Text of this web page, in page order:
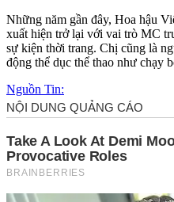
Những năm gần đây, Hoa hậu
xuất hiện trở lại với vai trò MC
sự kiện thời trang. Chị cũng là
động thể dục thể thao như chạy
Nguồn Tin: